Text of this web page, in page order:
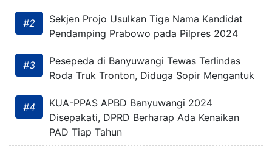
#2
Sekjen Projo Usulkan Tiga Nama Kandidat
Pendamping Prabowo pada Pilpres 2024
#3
Pesepeda di Banyuwangi Tewas Terlindas
Roda Truk Tronton, Diduga Sopir Mengantuk
#4
KUA-PPAS APBD Banyuwangi 2024
Disepakati, DPRD Berharap Ada Kenaikan
PAD Tiap Tahun